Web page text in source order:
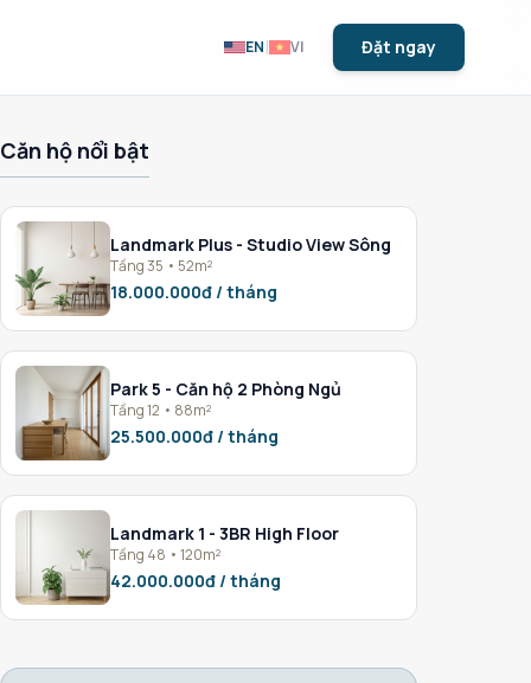
EN| VI Đặt ngay
Căn hộ nổi bật
Landmark Plus - Studio View Sông
Tầng 35 • 52m²
18.000.000đ / tháng
Park 5 - Căn hộ 2 Phòng Ngủ
Tầng 12 • 88m²
25.500.000đ / tháng
Landmark 1 - 3BR High Floor
Tầng 48 • 120m²
42.000.000đ / tháng